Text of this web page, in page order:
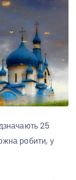
25
робити, у